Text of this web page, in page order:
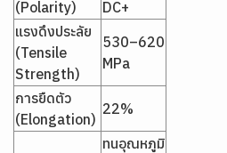
(Polarity)
DC+
แรงดึงประลัย
(Tensile
Strength)
530–620
MPa
การยืดตัว
(Elongation)
22%
ทนอุณหภูมิ